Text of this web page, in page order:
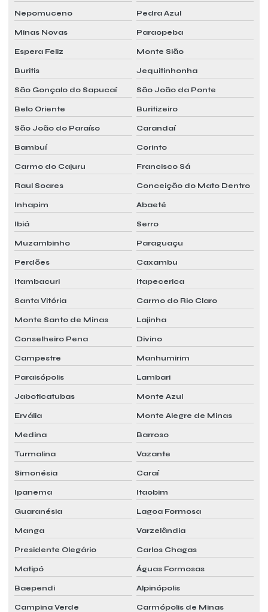
Nepomuceno Pedra Azul
Minas Novas Paraopeba
Espera Feliz Monte Sião
Buritis Jequitinhonha
São Gonçalo do Sapucaí São João da Ponte
Belo Oriente Buritizeiro
São João do Paraíso Carandaí
Bambuí Corinto
Carmo do Cajuru Francisco Sá
Raul Soares Conceição do Mato Dentro
Inhapim Abaeté
Ibiá Serro
Muzambinho Paraguaçu
Perdões Caxambu
Itambacuri Itapecerica
Santa Vitória Carmo do Rio Claro
Monte Santo de Minas Lajinha
Conselheiro Pena Divino
Campestre Manhumirim
Paraisópolis Lambari
Jaboticatubas Monte Azul
Ervália Monte Alegre de Minas
Medina Barroso
Turmalina Vazante
Simonésia Caraí
Ipanema Itaobim
Guaranésia Lagoa Formosa
Manga Varzelândia
Presidente Olegário Carlos Chagas
Matipó Águas Formosas
Baependi Alpinópolis
Campina Verde Carmópolis de Minas